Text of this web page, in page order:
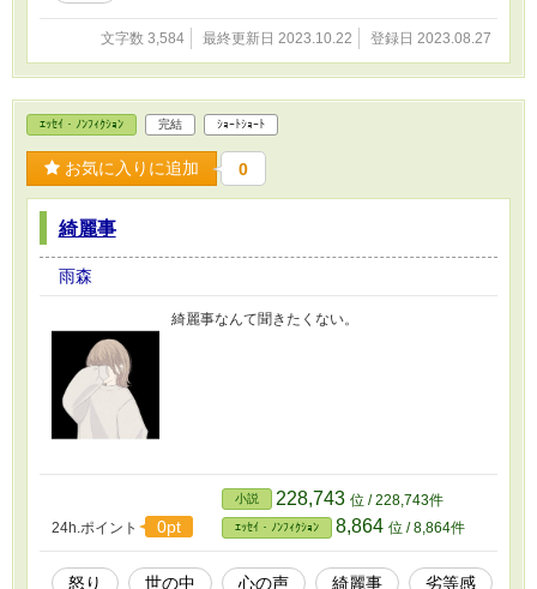
文字数 3,584 最終更新日 2023.10.22 登録日 2023.08.27
ｴｯｾｲ・ﾉﾝﾌｨｸｼｮﾝ 完結 ｼｮｰﾄｼｮｰﾄ
お気に入りに追加 0
綺麗事
雨森
綺麗事なんて聞きたくない。
24h.ポイント 0pt
小説 228,743 位 / 228,743件
ｴｯｾｲ・ﾉﾝﾌｨｸｼｮﾝ 8,864 位 / 8,864件
怒り 世の中 心の声 綺麗事 劣等感